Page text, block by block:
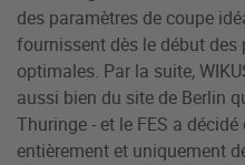
des paramètres de coupe
fournissent dès le début
optimales. Par la suite,
aussi bien du site de Berlin
Thuringe - et le FES a
entièrement et uniquement